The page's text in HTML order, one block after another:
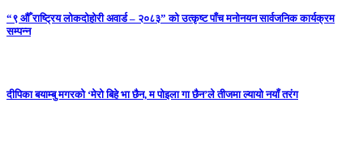
“९ औँ राष्ट्रिय लोकदोहोरी अवार्ड – २०८३” को उत्कृष्ट पाँच मनोनयन सार्वजनिक कार्यक्रम
सम्पन्न
दीपिका बयाम्बु मगरको ‘मेरो बिहे भा छैन, म पोइला गा छैन’ले तीजमा ल्यायो नयाँ तरंग